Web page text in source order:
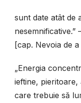
sunt date atât de
nesemnificative.”
[cap. Nevoia de
„Energia
ieftine,
care trebuie să